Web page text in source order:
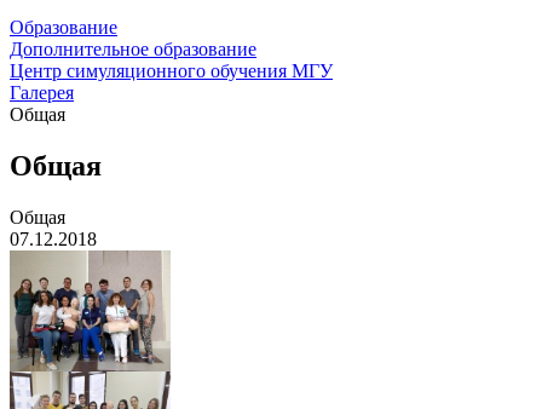
Образование
Дополнительное образование
Центр симуляционного обучения МГУ
Галерея
Общая
Общая
Общая
07.12.2018